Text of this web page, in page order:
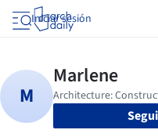
Iniciar sesión